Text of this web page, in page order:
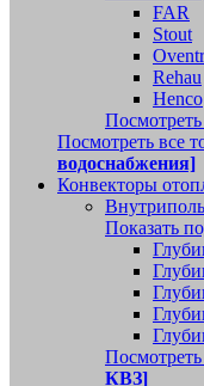
FAR
Stout
Rehau
Henco
Посмотреть все
водоснабжения]
Конвекторы
Показать
КВЗ]